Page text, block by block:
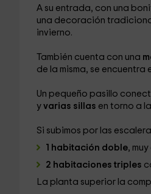
A su entrada, con una
una decoración
invierno.
También cuenta con una
de la misma, se encuentra
Un pequeño pasillo
y varias sillas en torno a la
Si subimos por las
1 habitación doble,
2 habitaciones triples
La planta superior la